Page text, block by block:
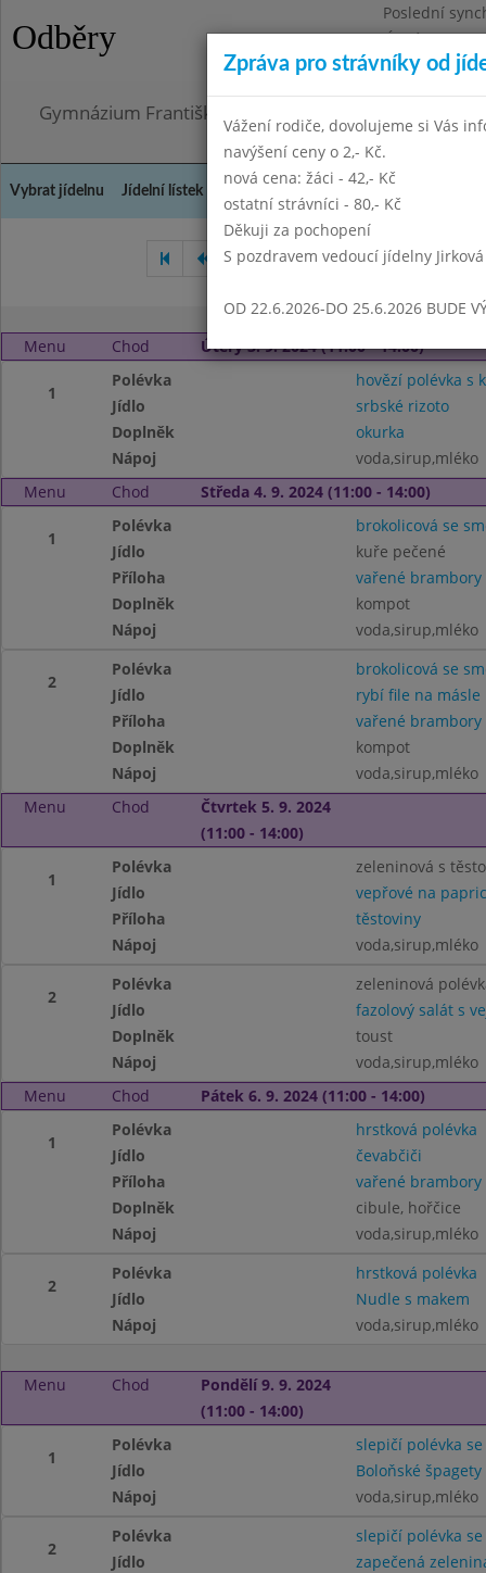
Odběry
Poslední
Úterý
Omezení
Gymnázium Františka Palackého, Neratovice,
Vybrat jídelnu Jídelní lístek
Červen 2024 Srpen 2024
Menu Chod Úterý 3. 9. 2024 (11:00 - 14:00)
1
Polévka
hovězí polévka s
Jídlo
srbské rizoto
Doplněk
okurka
Nápoj
voda,sirup,mléko
Menu
Chod Středa 4. 9. 2024 (11:00 - 14:00)
1
Polévka
brokolicová se
Jídlo
kuře pečené
Příloha
vařené brambory
Doplněk
kompot
Nápoj
voda,sirup,mléko
2
Polévka
brokolicová se
Jídlo
rybí file na másle
Příloha
vařené brambory
Doplněk
kompot
Nápoj
voda,sirup,mléko
Menu
Chod
Čtvrtek 5. 9. 2024
(11:00 - 14:00)
1
Polévka
zeleninová s
Jídlo
vepřové na
Příloha
těstoviny
Nápoj
voda,sirup,mléko
2
Polévka
zeleninová
Jídlo
fazolový salát s
Doplněk
toust
Nápoj
voda,sirup,mléko
Menu
Chod Pátek 6. 9. 2024 (11:00 - 14:00)
1
Polévka
hrstková polévka
Jídlo
čevabčiči
Příloha
vařené brambory
Doplněk
cibule, hořčice
Nápoj
voda,sirup,mléko
2
Polévka
hrstková polévka
Jídlo
Nudle s makem
Nápoj
voda,sirup,mléko
Menu Chod
Pondělí 9. 9. 2024
(11:00 - 14:00)
1
Polévka
slepičí polévka
Jídlo
Boloňské špagety
Nápoj
voda,sirup,mléko
2
Polévka
slepičí polévka
Jídlo
zapečená
Zpráva pro strávníky od
Vážení rodiče, dovolujeme si Vás
navýšení ceny o 2,- Kč.
nová cena: žáci - 42,- Kč
ostatní strávníci - 80,- Kč
Děkuji za pochopení
S pozdravem vedoucí jídelny Jirková
OD 22.6.2026-DO 25.6.2026 BUDE